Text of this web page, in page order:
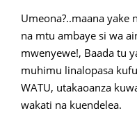
Umeona?..maana yake
na mtu ambaye si wa
mwenyewe!, Baada tu
muhimu linalopasa
WATU, utakaoanza
wakati na kuendelea.